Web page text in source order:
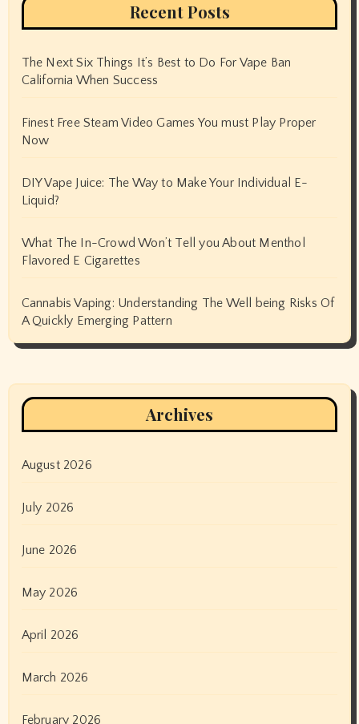
Recent Posts
The Next Six Things It’s Best to Do For Vape Ban
California When Success
Finest Free Steam Video Games You must Play Proper
Now
DIY Vape Juice: The Way to Make Your Individual E-
Liquid?
What The In-Crowd Won’t Tell you About Menthol
Flavored E Cigarettes
Cannabis Vaping: Understanding The Well being Risks Of
A Quickly Emerging Pattern
Archives
August 2026
July 2026
June 2026
May 2026
April 2026
March 2026
February 2026